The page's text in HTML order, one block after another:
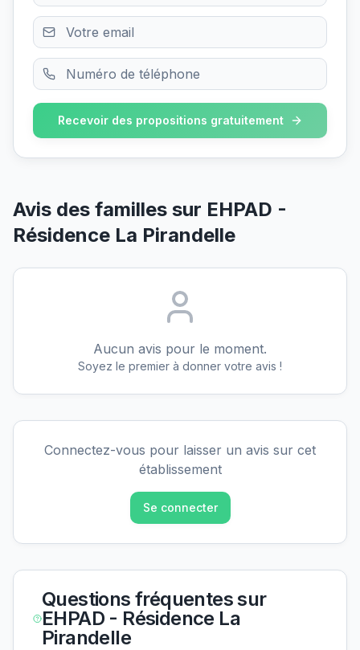
Recevoir des propositions gratuitement
Avis des familles sur EHPAD -
Résidence La Pirandelle
Aucun avis pour le moment.
Soyez le premier à donner votre avis !
Connectez-vous pour laisser un avis sur cet
établissement
Se connecter
Questions fréquentes sur
EHPAD - Résidence La
Pirandelle